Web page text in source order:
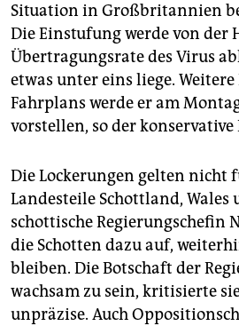
Situation in Großbritannien
Die Einstufung werde von der
Übertragungsrate des Virus
etwas unter eins liege. Weitere
Fahrplans werde er am
vorstellen, so der
Die Lockerungen gelten nicht
Landesteile Schottland,
schottische Regierungschefin
die Schotten dazu auf,
bleiben. Die Botschaft der
wachsam zu sein, kritisierte
unpräzise. Auch